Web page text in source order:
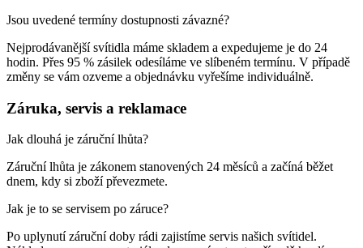
Jsou uvedené termíny dostupnosti závazné?
Nejprodávanější svítidla máme skladem a expedujeme je do 24
hodin. Přes 95 % zásilek odesíláme ve slíbeném termínu. V případě
změny se vám ozveme a objednávku vyřešíme individuálně.
Záruka, servis a reklamace
Jak dlouhá je záruční lhůta?
Záruční lhůta je zákonem stanovených 24 měsíců a začíná běžet
dnem, kdy si zboží převezmete.
Jak je to se servisem po záruce?
Po uplynutí záruční doby rádi zajistíme servis našich svítidel.